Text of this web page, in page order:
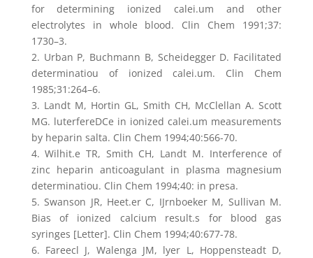
for determining ionized calei.um and other
electrolytes in whole blood. Clin Chem 1991;37:
1730–3.
2. Urban P, Buchmann B, Scheidegger D. Facilitated
determinatiou of ionized calei.um. Clin Chem
1985;31:264–6.
3. Landt M, Hortin GL, Smith CH, McClellan A. Scott
MG. luterfereDCe in ionized calei.um measurements
by heparin salta. Clin Chem 1994;40:566-70.
4. Wilhit.e TR, Smith CH, Landt M. Interference of
zinc heparin anticoagulant in plasma magnesium
determinatiou. Clin Chem 1994;40: in presa.
5. Swanson JR, Heet.er C, IJrnboeker M, Sullivan M.
Bias of ionized calcium result.s for blood gas
syringes [Letter]. Clin Chem 1994;40:677-78.
6. Fareecl J, Walenga JM, lyer L, Hoppensteadt D,